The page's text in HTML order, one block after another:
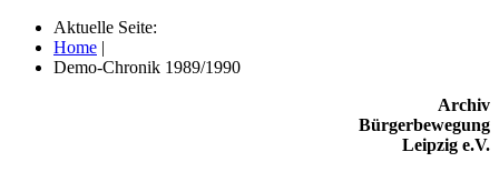
Aktuelle Seite:
Home |
Demo-Chronik 1989/1990
Archiv
Bürgerbewegung
Leipzig e.V.